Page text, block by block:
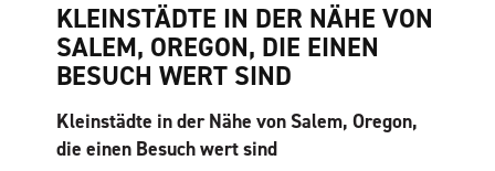
KLEINSTÄDTE IN DER NÄHE VON
SALEM, OREGON, DIE EINEN
BESUCH WERT SIND
Kleinstädte in der Nähe von Salem, Oregon,
die einen Besuch wert sind